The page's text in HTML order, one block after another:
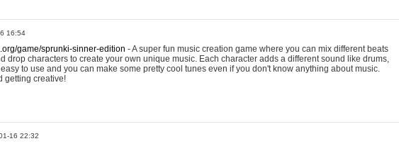
16:54
game/sprunki-sinner-edition - A super fun music creation game where you can mix different beats
drop characters to create your own unique music. Each character adds a different sound like drums,
to use and you can make some pretty cool tunes even if you don't know anything about music.
getting creative!
16 22:32